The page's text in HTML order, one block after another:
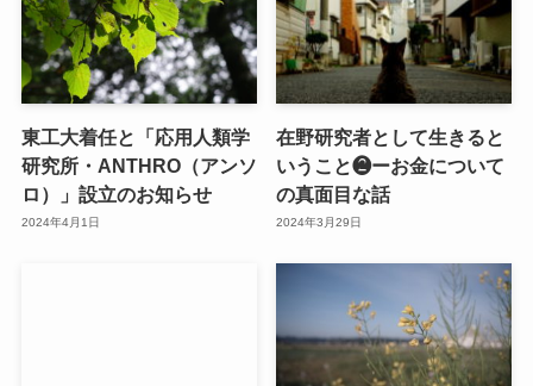
東工大着任と「応用人類学
研究所・ANTHRO（アンソ
ロ）」設立のお知らせ
2024年4月1日
在野研究者として生きると
いうこと❷ーお金について
の真面目な話
2024年3月29日